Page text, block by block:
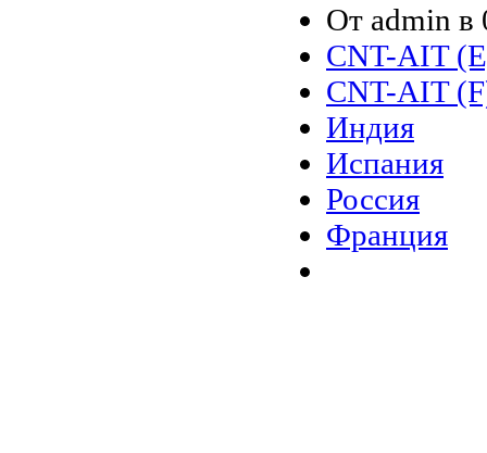
От admin в
CNT-AIT
CNT-AIT
Индия
Испания
Россия
Франция